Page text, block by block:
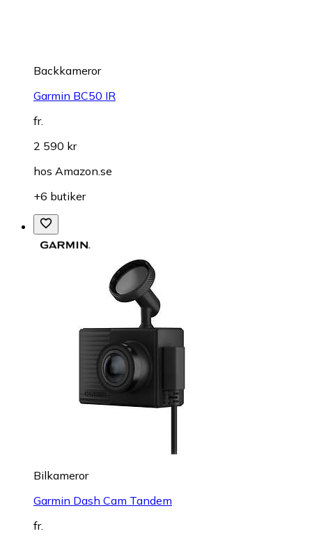
Backkameror
Garmin BC50 IR
fr.
2 590 kr
hos Amazon.se
+6 butiker
Bilkameror
Garmin Dash Cam Tandem
fr.